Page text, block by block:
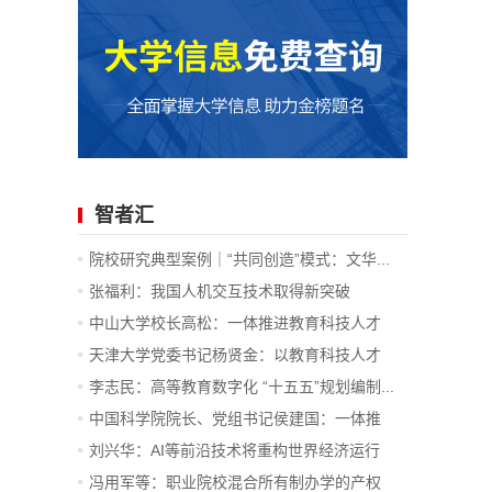
智者汇
院校研究典型案例｜“共同创造”模式：文华...
张福利：我国人机交互技术取得新突破
中山大学校长高松：一体推进教育科技人才
发...
天津大学党委书记杨贤金：以教育科技人才
一...
李志民：高等教育数字化 “十五五”规划编制...
中国科学院院长、党组书记侯建国：一体推
进...
刘兴华：AI等前沿技术将重构世界经济运行
底...
冯用军等：职业院校混合所有制办学的产权